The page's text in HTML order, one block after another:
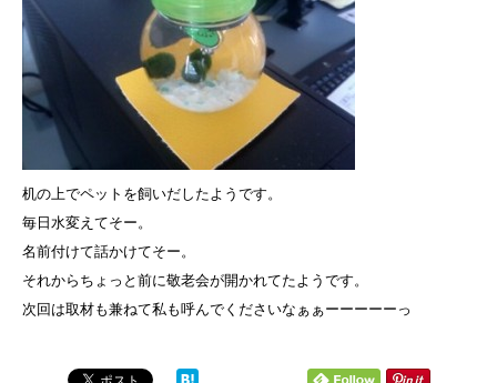
机の上でペットを飼いだしたようです。
毎日水変えてそー。
名前付けて話かけてそー。
それからちょっと前に敬老会が開かれてたようです。
次回は取材も兼ねて私も呼んでくださいなぁぁーーーーーっ